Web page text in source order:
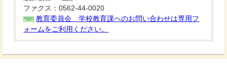
ファクス：0562-44-0020
教育委員会 学校教育課へのお問い合わせは専用フ
ォームをご利用ください。